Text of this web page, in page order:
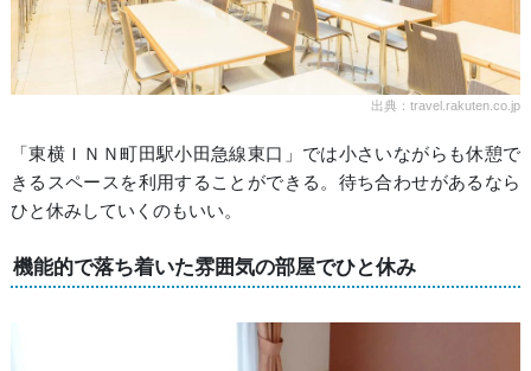
出典：travel.rakuten.co.jp
「東横ＩＮＮ町田駅小田急線東口」では小さいながらも休憩で
きるスペースを利用することができる。待ち合わせがあるなら
ひと休みしていくのもいい。
機能的で落ち着いた雰囲気の部屋でひと休み